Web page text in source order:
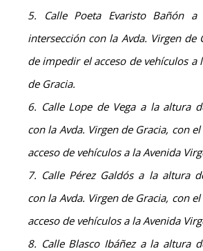
5. Calle Poeta Evaristo Bañón
intersección con la Avda. Virgen de
de impedir el acceso de vehículos a
de Gracia.
6. Calle Lope de Vega a la altura
con la Avda. Virgen de Gracia, con
acceso de vehículos a la Avenida
7. Calle Pérez Galdós a la altura
con la Avda. Virgen de Gracia, con
acceso de vehículos a la Avenida
8. Calle Blasco Ibáñez a la altura